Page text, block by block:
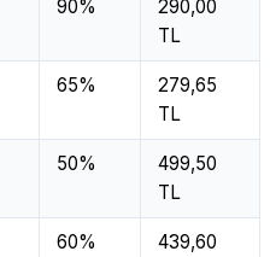
90%
290,00
TL
65%
279,65
TL
50%
499,50
TL
60%
439,60